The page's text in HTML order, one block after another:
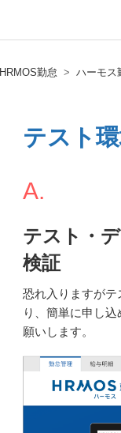
HRMOS勤怠 ハーモス
テスト
A.
テスト・
検証
恐れ入りますがテ
り、簡単に申し
願いします。